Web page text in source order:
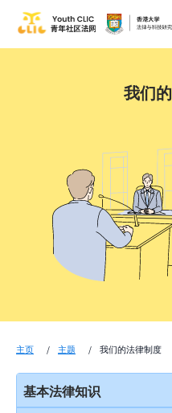
我们
主页 主题 我们的法律制度
基本法律知识